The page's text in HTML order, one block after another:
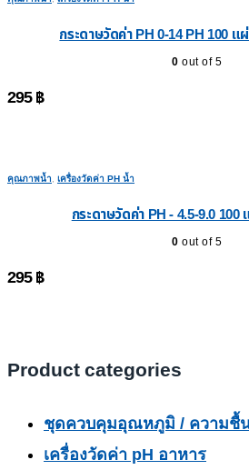
กระดาษวัดค่า PH 0-14 PH 100
0 out of 5
295฿
คุณภาพน้ำ เครื่องวัดค่า PH น้ำ
กระดาษวัดค่า PH - 4.5-9.0
0 out of 5
295฿
Product categories
ชุดควบคุมอุณหภูมิ / ความชื้
เครื่องวัดค่า pH อาหาร